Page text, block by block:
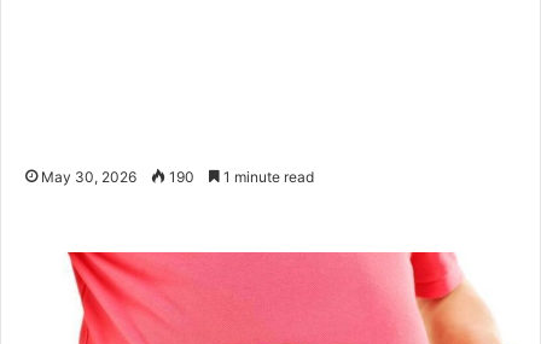
May 30, 2026 190 1 minute read